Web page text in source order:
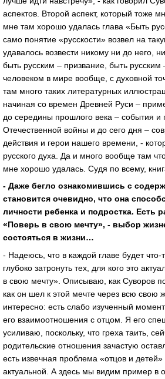
аспектов. Второй аспект, который тоже
мне там хорошо удалась глава «Быть
само понятие «русскости» возвел на
удавалось возвести никому ни до него,
быть русским – призвание, быть
человеком в мире вообще, с духовной
там много таких литературных
начиная со времен Древней Руси –
до середины прошлого века – события и
Отечественной войны и до сего дня –
действия и герои нашего времени, -
русского духа. Да и много вообще там
мне хорошо удалась. Судя по всему,
- Даже бегло ознакомившись с
становится очевидно, что она
личности ребенка и подростка. Есть
«Поверь в свою мечту», - выбор
состояться в жизни…
- Надеюсь, что в каждой главе будет что-
глубоко затронуть тех, для кого это
в свою мечту». Описываю, как Суворов
как он шел к этой мечте через всю свою
интересно: есть слабо изученный
его взаимоотношения с отцом. Я его
усиливаю, поскольку, что греха таить,
родительские отношения зачастую
есть извечная проблема «отцов и
актуальной. А здесь мы видим пример в